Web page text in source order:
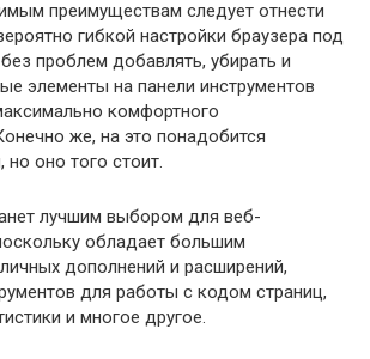
преимуществам следует отнести
гибкой настройки браузера под
проблем добавлять, убирать и
элементы на панели инструментов
комфортного
же, на это понадобится
но оно того стоит.
лучшим выбором для веб-
обладает большим
дополнений и расширений,
для работы с кодом страниц,
и многое другое.